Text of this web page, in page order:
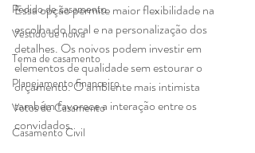
Pedido de casamento
Vestido de noiva
Tema de casamento
Planejamento financeiro
Votos de Casamento
Casamento Civil
Essa opção permite maior flexibilidade na
escolha do local e na personalização dos
detalhes. Os noivos podem investir em
elementos de qualidade sem estourar o
orçamento. O ambiente mais intimista
também favorece a interação entre os
convidados.